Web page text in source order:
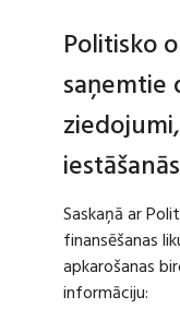
Politisko
saņemtie
Saskaņā ar
finansēšanas
apkarošanas
informāciju: